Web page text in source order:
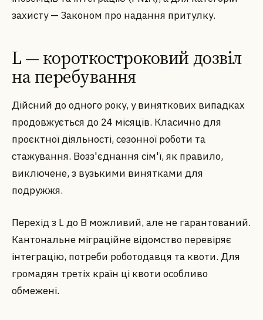
захисту — Законом про надання притулку.
L — короткостроковий дозвіл
на перебування
Дійсний до одного року, у виняткових випадках
продовжується до 24 місяців. Класично для
проєктної діяльності, сезонної роботи та
стажування. Возз'єднання сім'ї, як правило,
виключене, з вузькими винятками для
подружжя.
Перехід з L до B можливий, але не гарантований.
Кантональне міграційне відомство перевіряє
інтеграцію, потреби роботодавця та квоти. Для
громадян третіх країн ці квоти особливо
обмежені.